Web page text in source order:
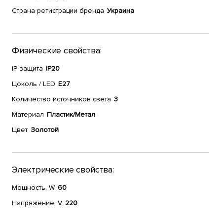
Страна регистрации бренда Украина
Физические свойства:
IP защита IP20
Цоколь / LED E27
Количество источников света 3
Материал Пластик/Метал
Цвет Золотой
Электрические свойства:
Мощность, W 60
Напряжение, V 220